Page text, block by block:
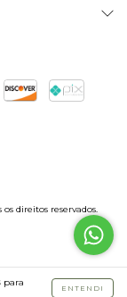
para
ENTENDI
direitos reservados.